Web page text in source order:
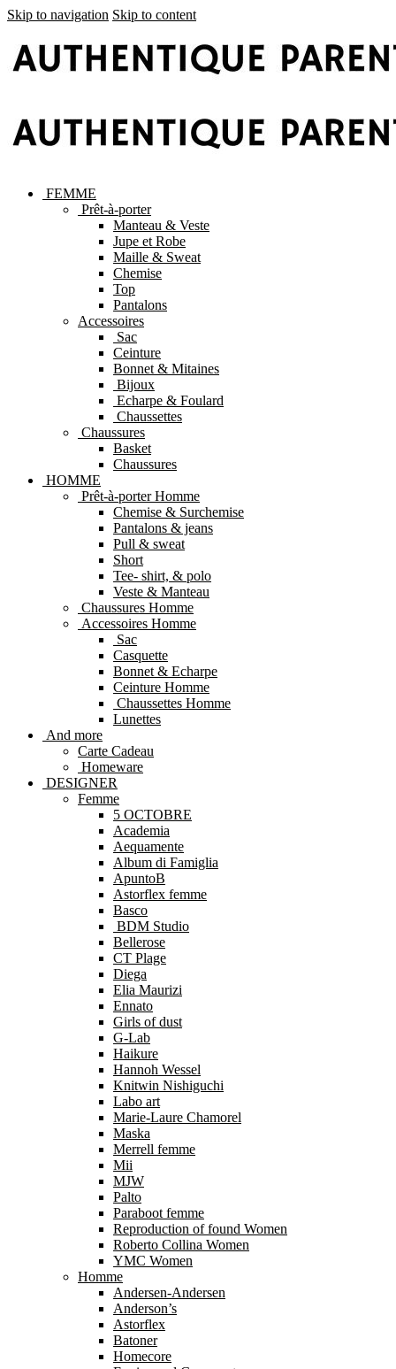
Skip to navigation Skip to content
FEMME
Prêt-à-porter
Manteau & Veste
Jupe et Robe
Maille & Sweat
Chemise
Top
Pantalons
Accessoires
Sac
Ceinture
Bonnet & Mitaines
Bijoux
Echarpe & Foulard
Chaussettes
Chaussures
Basket
Chaussures
HOMME
Prêt-à-porter Homme
Chemise & Surchemise
Pantalons & jeans
Pull & sweat
Short
Tee- shirt, & polo
Veste & Manteau
Chaussures Homme
Accessoires Homme
Sac
Casquette
Bonnet & Echarpe
Ceinture Homme
Chaussettes Homme
Lunettes
And more
Carte Cadeau
Homeware
DESIGNER
Femme
5 OCTOBRE
Academia
Aequamente
Album di Famiglia
ApuntoB
Astorflex femme
Basco
BDM Studio
Bellerose
CT Plage
Diega
Elia Maurizi
Ennato
Girls of dust
G-Lab
Haikure
Hannoh Wessel
Knitwin Nishiguchi
Labo art
Marie-Laure Chamorel
Maska
Merrell femme
Mii
MJW
Palto
Paraboot femme
Reproduction of found Women
Roberto Collina Women
YMC Women
Homme
Andersen-Andersen
Anderson’s
Astorflex
Batoner
Homecore